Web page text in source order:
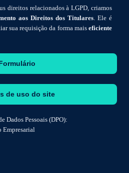
direitos relacionados à LGPD, criamos
aos Direitos dos Titulares. Ele é
sua requisição da forma mais eficiente
Formulário
de uso do site
Dados Pessoais (DPO):
Empresarial